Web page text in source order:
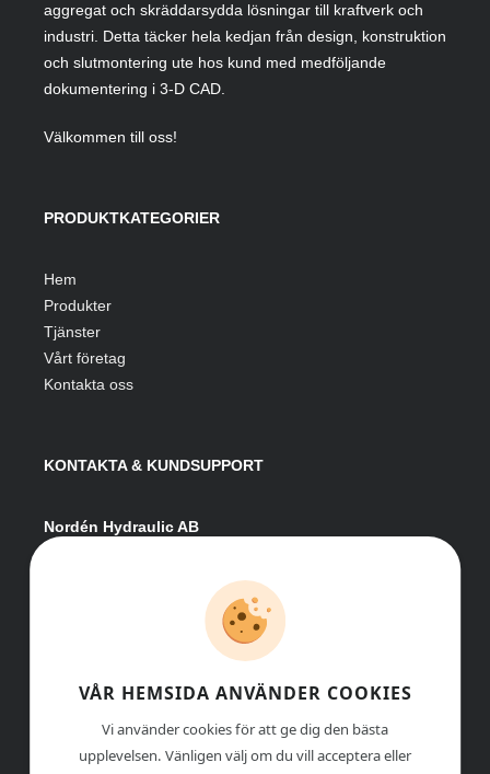
aggregat och skräddarsydda lösningar till kraftverk och
industri. Detta täcker hela kedjan från design, konstruktion
och slutmontering ute hos kund med medföljande
dokumentering i 3-D CAD.
Välkommen till oss!
PRODUKTKATEGORIER
Hem
Produkter
Tjänster
Vårt företag
Kontakta oss
KONTAKTA & KUNDSUPPORT
Nordén Hydraulic AB
info@nordenhydraulic.se
Org-nr: 556531-8424
VÅR HEMSIDA ANVÄNDER COOKIES
Vi använder cookies för att ge dig den bästa
upplevelsen. Vänligen välj om du vill acceptera eller